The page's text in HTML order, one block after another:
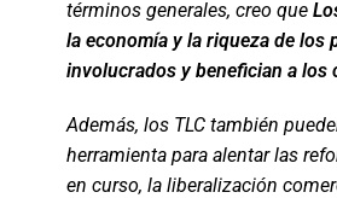
términos generales, creo que
la economía y la riqueza de los
involucrados y benefician a los
Además, los TLC también
herramienta para alentar las
en curso, la liberalización